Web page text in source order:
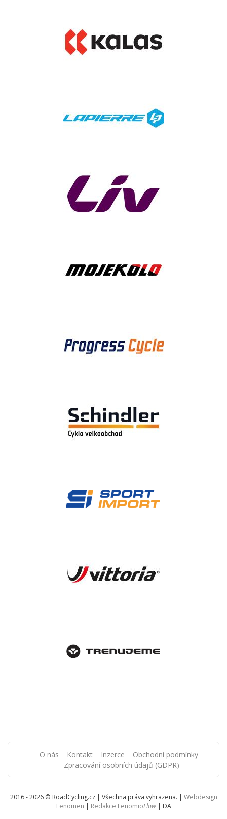
O nás Kontakt Inzerce
Obchodní podmínky
Zpracování osobních údajů (GDPR)
2016 - 2026 © RoadCycling.cz | Všechna práva vyhrazena. | Webdesign
Fenomen | Redakce FenomioFlow| DA